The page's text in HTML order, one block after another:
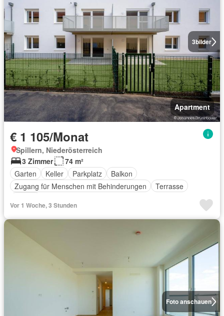
3bilder
Apartment
€ 1 105/Monat
Spillern, Niederösterreich
3 Zimmer
74 m²
Garten
Keller Parkplatz
Balkon
Zugang für Menschen mit Behinderungen
Terrasse
Vor 1 Woche, 3 Stunden
Foto anschauen